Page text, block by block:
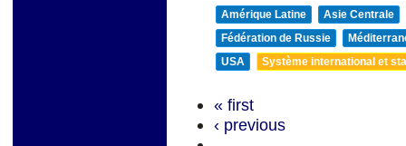
Amérique Latine
Asie Centrale
Fédération de Russie
USA
Système international et
« first
‹ previous